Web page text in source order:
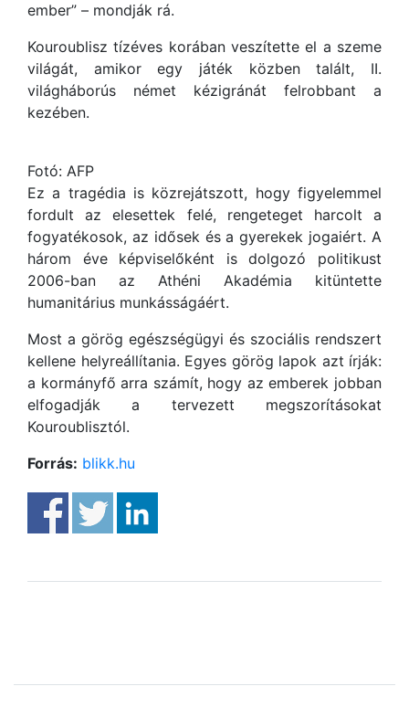
ember” – mondják rá.
Kouroublisz tízéves korában veszítette el a szeme
világát, amikor egy játék közben talált, II.
világháborús német kézigránát felrobbant a
kezében.
Fotó: AFP
Ez a tragédia is közrejátszott, hogy figyelemmel
fordult az elesettek felé, rengeteget harcolt a
fogyatékosok, az idősek és a gyerekek jogaiért. A
három éve képviselőként is dolgozó politikust
2006-ban az Athéni Akadémia kitüntette
humanitárius munkásságáért.
Most a görög egészségügyi és szociális rendszert
kellene helyreállítania. Egyes görög lapok azt írják:
a kormányfő arra számít, hogy az emberek jobban
elfogadják a tervezett megszorításokat
Kouroublisztól.
Forrás: blikk.hu